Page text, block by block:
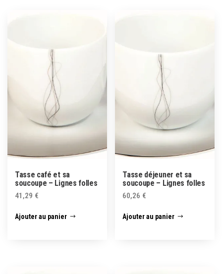
Tasse café et sa
soucoupe – Lignes folles
41,29 €
Ajouter au panier
Tasse déjeuner et sa
soucoupe – Lignes folles
60,26 €
Ajouter au panier